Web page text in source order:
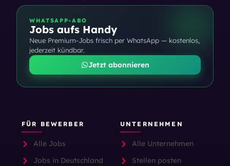
WHATSAPP-ABO
Jobs aufs Handy
Neue Premium-Jobs frisch per WhatsApp — kostenlos,
jederzeit kündbar.
Jetzt abonnieren
FÜR BEWERBER
Alle Jobs
Jobs in Deutschland
UNTERNEHMEN
Alle Unternehmen
Stellen posten